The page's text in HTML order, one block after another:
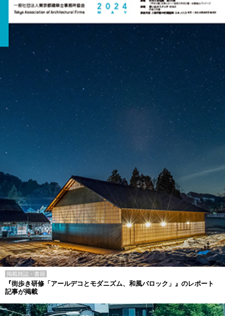
掲載雑誌・書籍
『街歩き研修「アールデコとモダニズム、和風バロック」』のレポート
記事が掲載